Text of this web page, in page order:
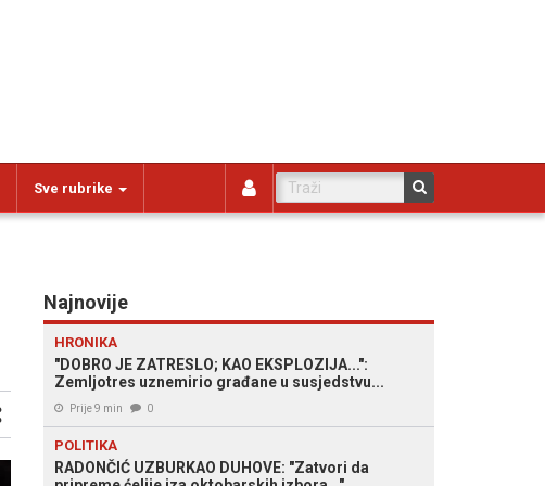
Sve rubrike
Najnovije
HRONIKA
"DOBRO JE ZATRESLO; KAO EKSPLOZIJA...":
Zemljotres uznemirio građane u susjedstvu...
Prije 9 min 0
POLITIKA
RADONČIĆ UZBURKAO DUHOVE: "Zatvori da